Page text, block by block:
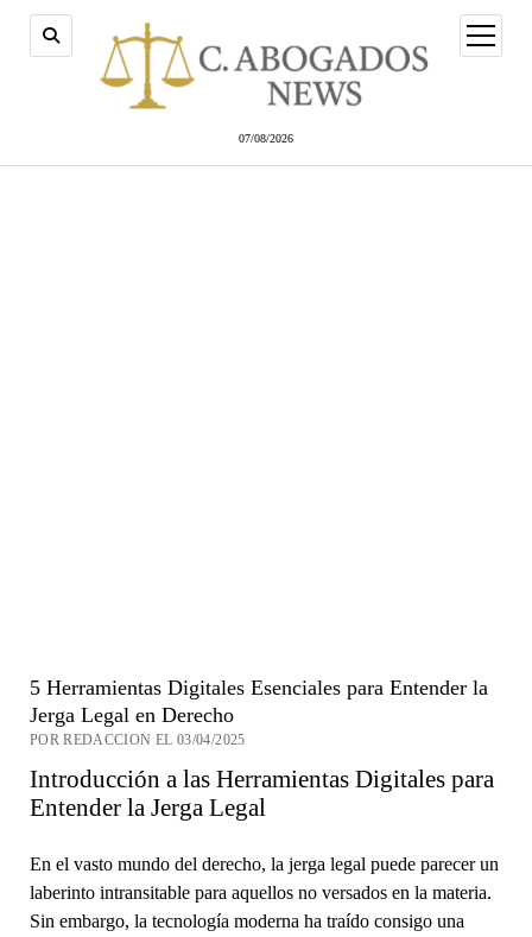
07/08/2026
abrir
menú
5 Herramientas Digitales Esenciales para Entender la
Jerga Legal en Derecho
POR REDACCION EL 03/04/2025
Introducción a las Herramientas Digitales para
Entender la Jerga Legal
En el vasto mundo del derecho, la jerga legal puede parecer un
laberinto intransitable para aquellos no versados en la materia.
Sin embargo, la tecnología moderna ha traído consigo una